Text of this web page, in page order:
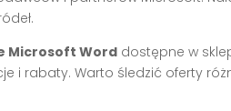
Microsoft Word dostępne w
i rabaty. Warto śledzić oferty